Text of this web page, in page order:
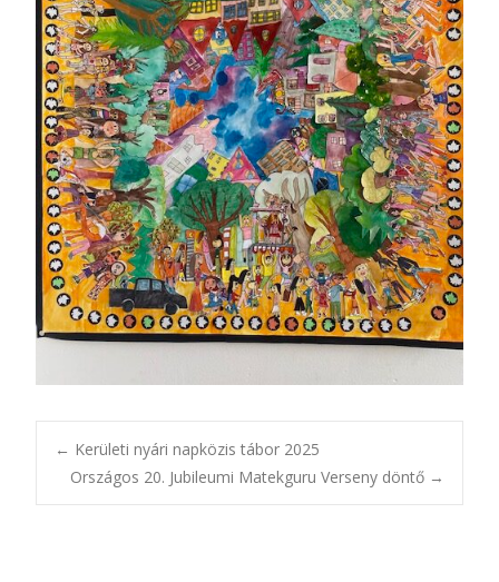
← Kerületi nyári napközis tábor 2025
Országos 20. Jubileumi Matekguru Verseny döntő →